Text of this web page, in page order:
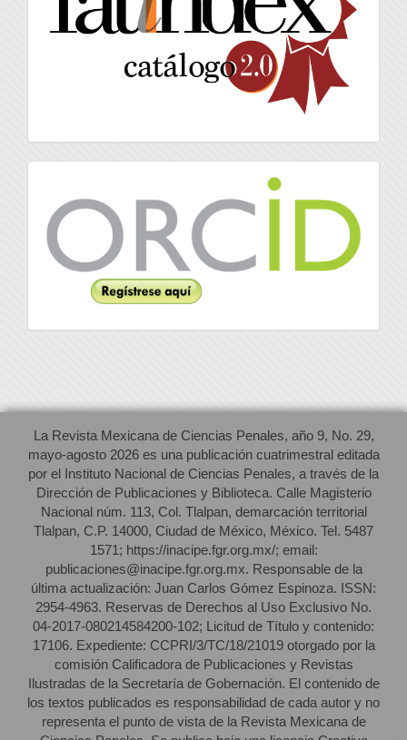
La Revista Mexicana de Ciencias Penales, año 9, No. 29,
mayo-agosto 2026 es una publicación cuatrimestral editada
por el Instituto Nacional de Ciencias Penales, a través de la
Dirección de Publicaciones y Biblioteca. Calle Magisterio
Nacional núm. 113, Col. Tlalpan, demarcación territorial
Tlalpan, C.P. 14000, Ciudad de México, México. Tel. 5487
1571; https://inacipe.fgr.org.mx/; email:
publicaciones@inacipe.fgr.org.mx. Responsable de la
última actualización: Juan Carlos Gómez Espinoza. ISSN:
2954-4963. Reservas de Derechos al Uso Exclusivo No.
04-2017-080214584200-102; Licitud de Título y contenido:
17106. Expediente: CCPRI/3/TC/18/21019 otorgado por la
comisión Calificadora de Publicaciones y Revistas
Ilustradas de la Secretaría de Gobernación. El contenido de
los textos publicados es responsabilidad de cada autor y no
representa el punto de vista de la Revista Mexicana de